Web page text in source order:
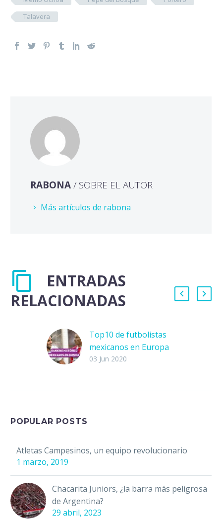
Talavera
RABONA/ SOBRE EL AUTOR
Más artículos de rabona
ENTRADAS
RELACIONADAS
Top10 de futbolistas
mexicanos en Europa
Los jugadores
03 Jun 2020
POPULAR POSTS
Atletas Campesinos, un equipo revolucionario
1 marzo, 2019
Chacarita Juniors, ¿la barra más peligrosa
de Argentina?
29 abril, 2023